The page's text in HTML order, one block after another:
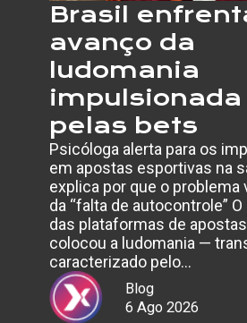
Brasil
avanço da
ludomania
impulsionada
pelas bets
Psicóloga alerta para os
em apostas esportivas na
explica por que o problema
da “falta de autocontrole”
das plataformas de
colocou a ludomania —
caracterizado pelo…
Blog
6 Ago 2026